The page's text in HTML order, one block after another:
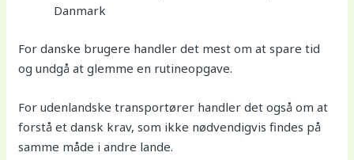
Danmark
For danske brugere handler det mest om at spare tid
og undgå at glemme en rutineopgave.
For udenlandske transportører handler det også om at
forstå et dansk krav, som ikke nødvendigvis findes på
samme måde i andre lande.